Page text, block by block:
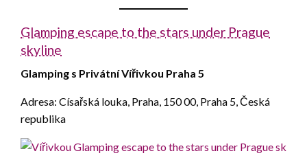
Glamping escape to the stars under Prague
skyline
Glamping s Privátní Vířivkou Praha 5
Adresa: Císařská louka, Praha, 150 00, Praha 5, Česká
republika